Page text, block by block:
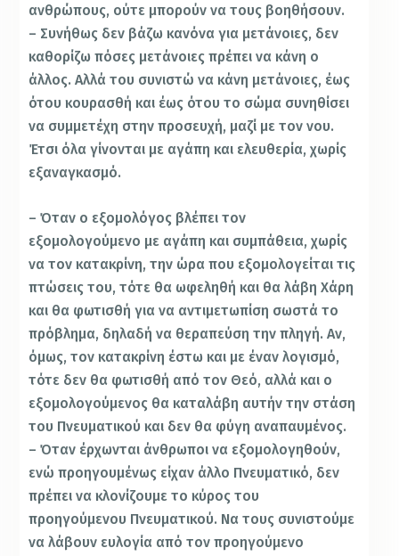
ανθρώπους, ούτε μπορούν να τους βοηθήσουν.
– Συνήθως δεν βάζω κανόνα για μετάνοιες, δεν
καθορίζω πόσες μετάνοιες πρέπει να κάνη ο
άλλος. Αλλά του συνιστώ να κάνη μετάνοιες, έως
ότου κουρασθή και έως ότου το σώμα συνηθίσει
να συμμετέχη στην προσευχή, μαζί με τον νου.
Έτσι όλα γίνονται με αγάπη και ελευθερία, χωρίς
εξαναγκασμό.
– Όταν ο εξομολόγος βλέπει τον
εξομολογούμενο με αγάπη και συμπάθεια, χωρίς
να τον κατακρίνη, την ώρα που εξομολογείται τις
πτώσεις του, τότε θα ωφεληθή και θα λάβη Χάρη
και θα φωτισθή για να αντιμετωπίση σωστά το
πρόβλημα, δηλαδή να θεραπεύση την πληγή. Αν,
όμως, τον κατακρίνη έστω και με έναν λογισμό,
τότε δεν θα φωτισθή από τον Θεό, αλλά και ο
εξομολογούμενος θα καταλάβη αυτήν την στάση
του Πνευματικού και δεν θα φύγη αναπαυμένος.
– Όταν έρχωνται άνθρωποι να εξομολογηθούν,
ενώ προηγουμένως είχαν άλλο Πνευματικό, δεν
πρέπει να κλονίζουμε το κύρος του
προηγούμενου Πνευματικού. Να τους συνιστούμε
να λάβουν ευλογία από τον προηγούμενο